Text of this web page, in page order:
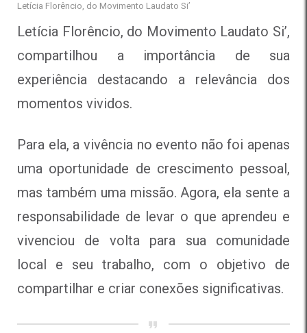
Letícia Florêncio, do Movimento Laudato Si’
Letícia Florêncio, do Movimento Laudato Si’,
compartilhou a importância de sua
experiência destacando a relevância dos
momentos vividos.
Para ela, a vivência no evento não foi apenas
uma oportunidade de crescimento pessoal,
mas também uma missão. Agora, ela sente a
responsabilidade de levar o que aprendeu e
vivenciou de volta para sua comunidade
local e seu trabalho, com o objetivo de
compartilhar e criar conexões significativas.